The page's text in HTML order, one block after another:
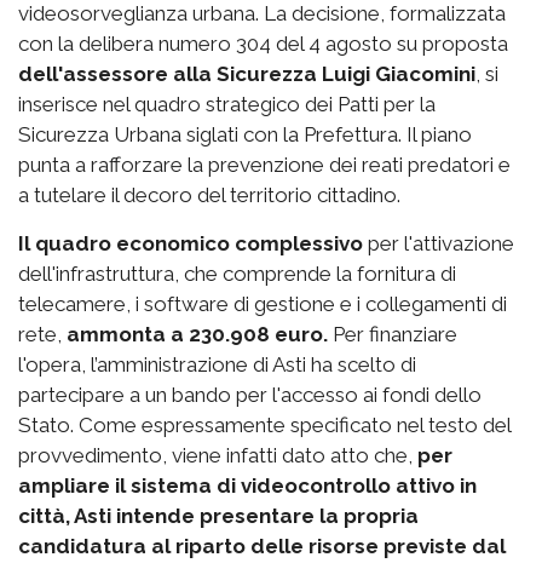
videosorveglianza urbana. La decisione, formalizzata
con la delibera numero 304 del 4 agosto su proposta
dell'assessore alla Sicurezza Luigi Giacomini, si
inserisce nel quadro strategico dei Patti per la
Sicurezza Urbana siglati con la Prefettura. Il piano
punta a rafforzare la prevenzione dei reati predatori e
a tutelare il decoro del territorio cittadino.
Il quadro economico complessivo per l'attivazione
dell'infrastruttura, che comprende la fornitura di
telecamere, i software di gestione e i collegamenti di
rete, ammonta a 230.908 euro. Per finanziare
l'opera, l’amministrazione di Asti ha scelto di
partecipare a un bando per l'accesso ai fondi dello
Stato. Come espressamente specificato nel testo del
provvedimento, viene infatti dato atto che, per
ampliare il sistema di videocontrollo attivo in
città, Asti intende presentare la propria
candidatura al riparto delle risorse previste dal